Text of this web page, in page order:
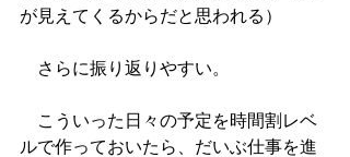
が見えてくるからだと思われる）
さらに振り返りやすい。
こういった日々の予定を時間割レベ
ルで作っておいたら、だいぶ仕事を進